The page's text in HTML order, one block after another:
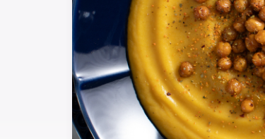
Dernieres recettes
IT Website